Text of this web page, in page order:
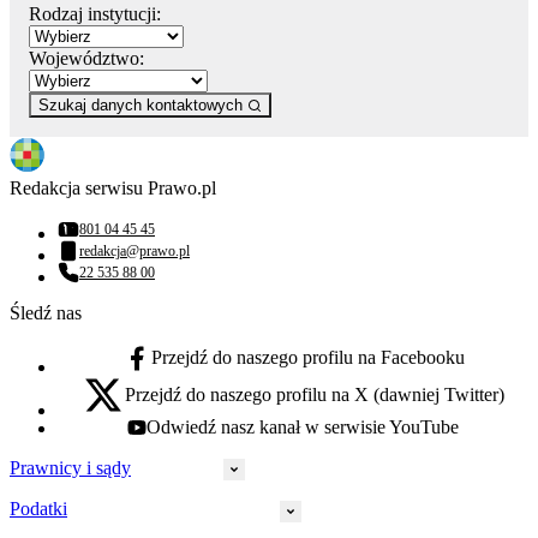
Rodzaj instytucji:
Województwo:
Szukaj danych kontaktowych
Redakcja serwisu Prawo.pl
Numer telefonu:
801 04 45 45
Adres email:
redakcja@prawo.pl
Numer telefonu:
22 535 88 00
Śledź nas
facebook - otwiera się w nowej karcie
Przejdź do naszego profilu na Facebooku
x - otwiera się w nowej karcie
Przejdź do naszego profilu na X (dawniej Twitter)
youtube - otwiera się w nowej karcie
Odwiedź nasz kanał w serwisie YouTube
Prawnicy i sądy
Podatki